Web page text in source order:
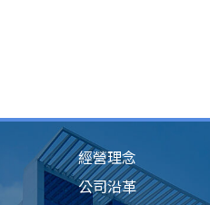
經營理念
公司沿革